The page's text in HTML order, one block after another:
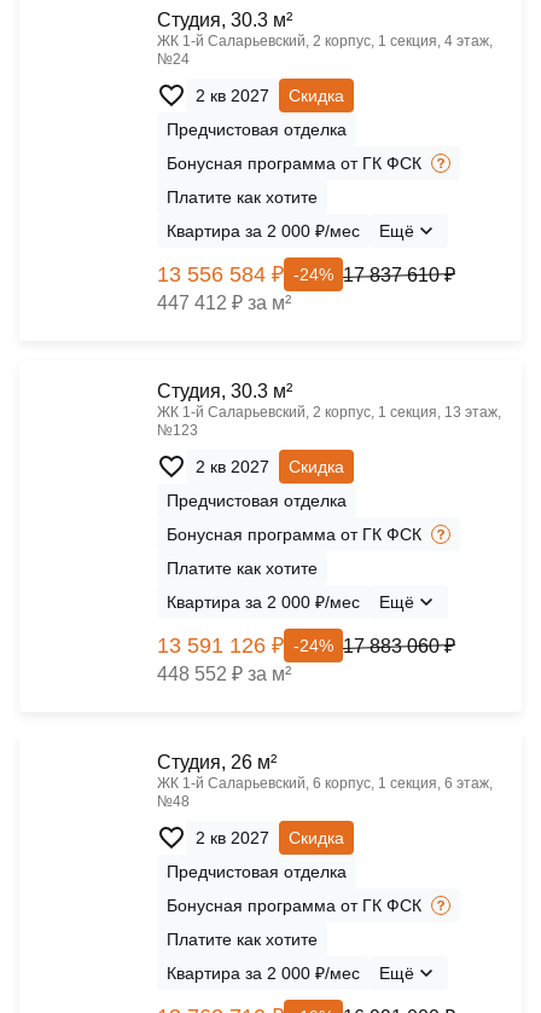
Cтудия, 30.3 м²
ЖК 1‑й Саларьевский, 2 корпус, 1 секция, 4 этаж,
№24
2 кв 2027
Скидка
Предчистовая отделка
Бонусная программа от ГК ФСК
Платите как хотите
Квартира за 2 000 ₽/мес
Ещё
13 556 584 ₽ -24% 17 837 610 ₽
447 412 ₽ за м²
Cтудия, 30.3 м²
ЖК 1‑й Саларьевский, 2 корпус, 1 секция, 13 этаж,
№123
2 кв 2027
Скидка
Предчистовая отделка
Бонусная программа от ГК ФСК
Платите как хотите
Квартира за 2 000 ₽/мес
Ещё
13 591 126 ₽ -24% 17 883 060 ₽
448 552 ₽ за м²
Cтудия, 26 м²
ЖК 1‑й Саларьевский, 6 корпус, 1 секция, 6 этаж,
№48
2 кв 2027
Скидка
Предчистовая отделка
Бонусная программа от ГК ФСК
Платите как хотите
Квартира за 2 000 ₽/мес
Ещё